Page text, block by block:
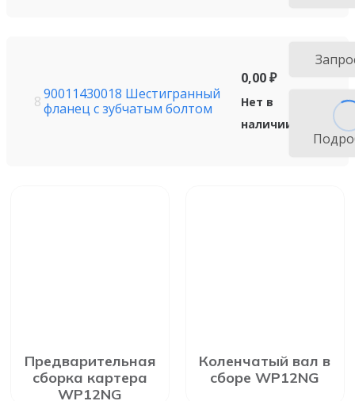
Предварительная
сборка картера
WP12NG
Коленчатый вал в
сборе WP12NG
890011430018 Шестигранный
фланец с зубчатым болтом
0,00₽
Нет в
наличии